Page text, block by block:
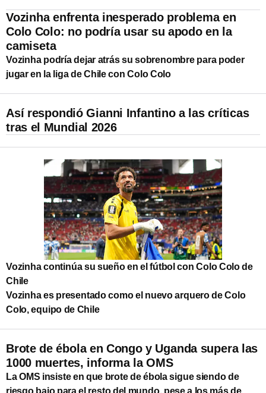
Vozinha enfrenta inesperado problema en
Colo Colo: no podría usar su apodo en la
camiseta
Vozinha podría dejar atrás su sobrenombre para poder
jugar en la liga de Chile con Colo Colo
Así respondió Gianni Infantino a las críticas
tras el Mundial 2026
Vozinha continúa su sueño en el fútbol con Colo Colo de
Chile
Vozinha es presentado como el nuevo arquero de Colo
Colo, equipo de Chile
Brote de ébola en Congo y Uganda supera las
1000 muertes, informa la OMS
La OMS insiste en que brote de ébola sigue siendo de
riesgo bajo para el resto del mundo, pese a los más de